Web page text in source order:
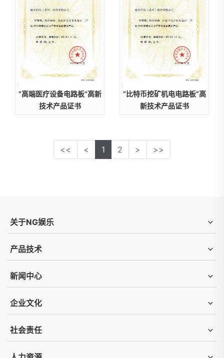
“高端医疗设备电路板”高新
技术产品证书
“比特币挖矿机电电路板”高
新技术产品证书
<< < 1 2 > >>
关于NG娱乐
产品技术
新闻中心
企业文化
社会责任